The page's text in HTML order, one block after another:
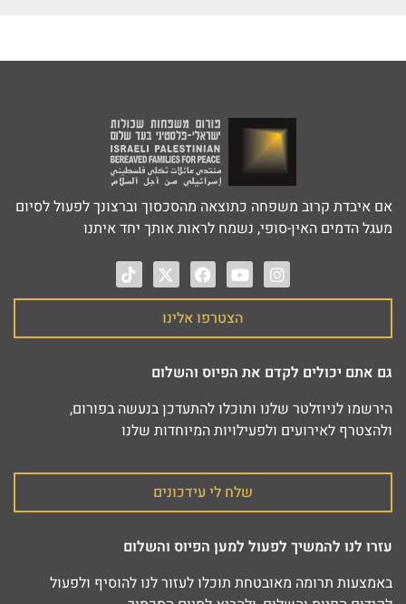
אם איבדת קרוב משפחה כתוצאה מהסכסוך וברצונך לפעול לסיום
מעגל הדמים האין-סופי, נשמח לראות אותך יחד איתנו‎
הצטרפו אלינו
גם אתם יכולים לקדם את הפיוס והשלום
הירשמו לניוזלטר שלנו ותוכלו להתעדכן בנעשה בפורום,
ולהצטרף לאירועים ולפעילויות המיוחדות שלנו
שלח לי עידכונים
עזרו לנו להמשיך לפעול למען הפיוס והשלום
באמצעות תרומה מאובטחת תוכלו לעזור לנו להוסיף ולפעול